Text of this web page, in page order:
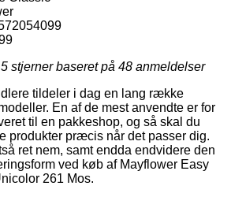
stjerner baseret på 48 anmeldelser
tildeler i dag en lang række
En af de mest anvendte er for
til en pakkeshop, og så skal du
produkter præcis når det passer dig.
ret nem, samt endda endvidere den
ved køb af Mayflower Easy
261 Mos.